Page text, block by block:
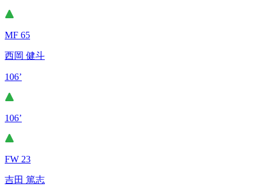
MF 65
西岡 健斗
106’
106’
FW 23
吉田 篤志